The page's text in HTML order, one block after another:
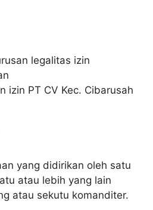
legalitas izin
izin PT CV Kec. Cibarusah
yang didirikan oleh satu
atau lebih yang lain
atau sekutu komanditer.